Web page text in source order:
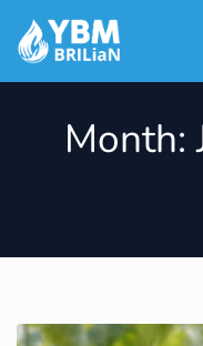
Month: